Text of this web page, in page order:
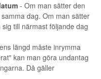
- Om man sätter den
dag. Om man sätter
till närmast följande dag
längd måste inrymma
kan man göra undantag
Då gäller